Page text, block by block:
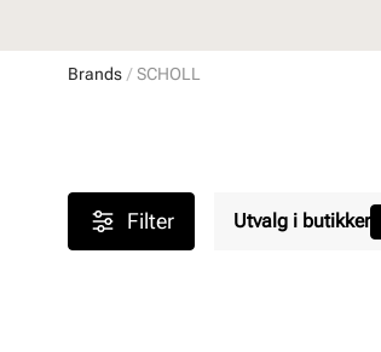
Brands SCHOLL
Filter Utvalg i butikker